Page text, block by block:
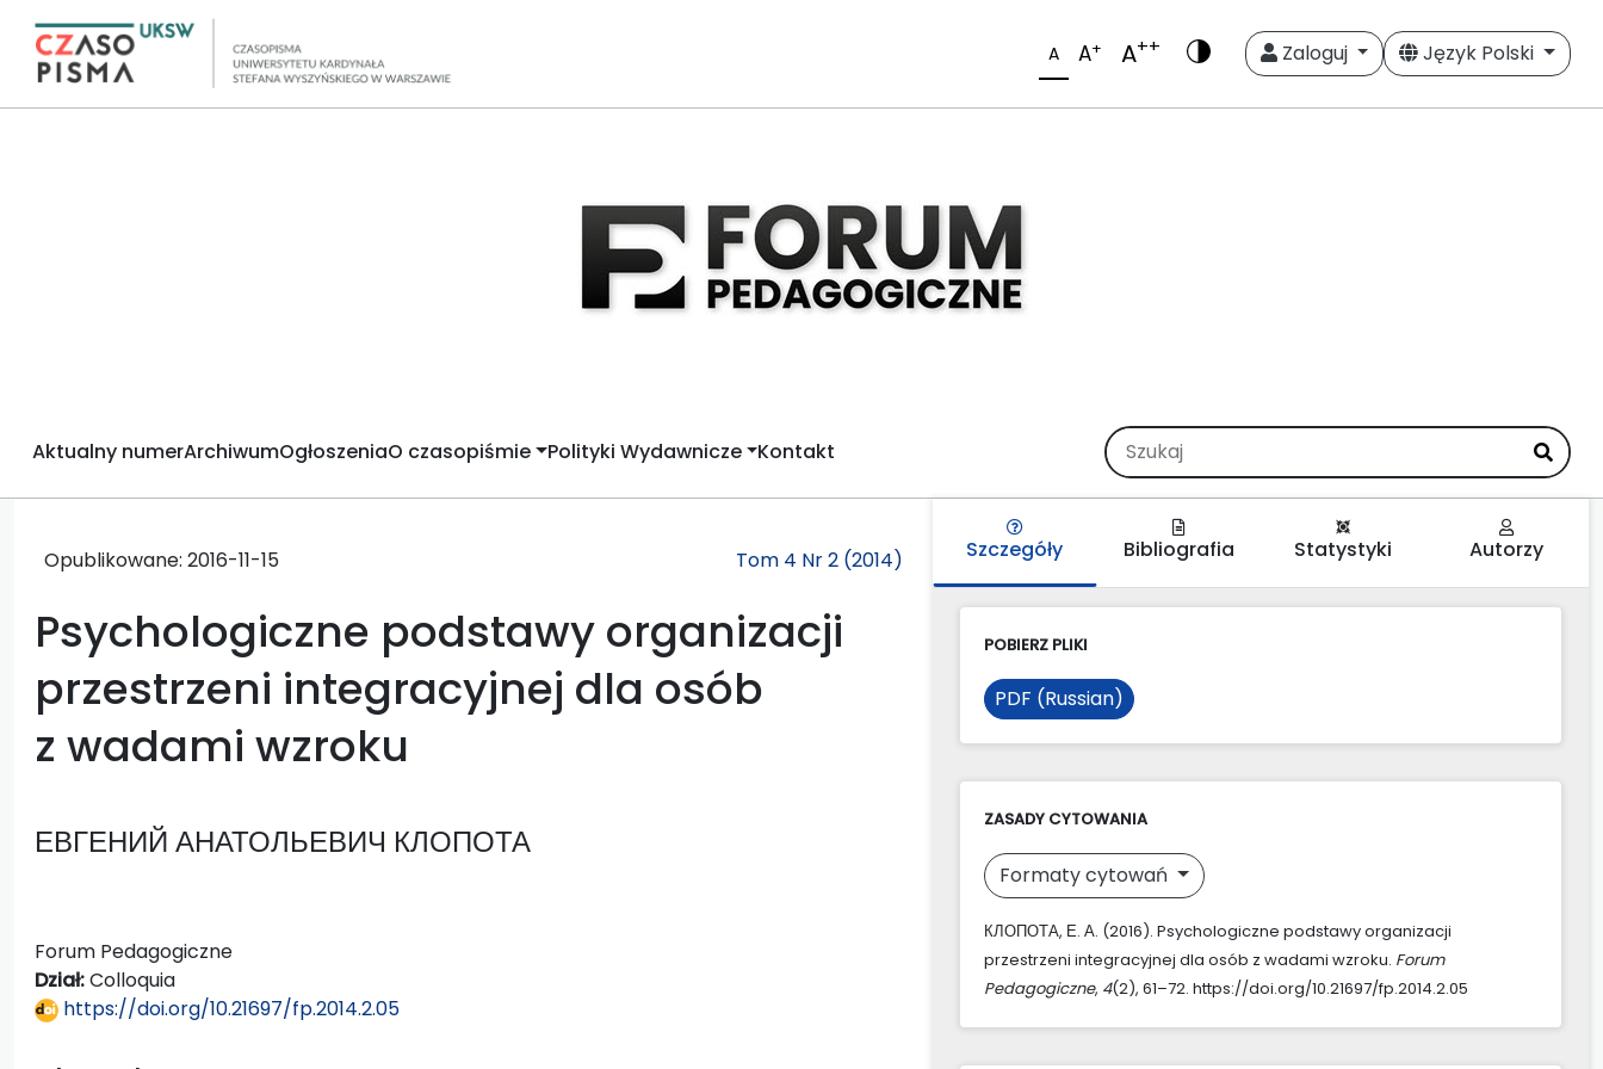
A A+ A++ Zaloguj Język Polski
Aktualny numerArchiwumOgłoszeniaO czasopiśmie Polityki Wydawnicze Kontakt
Opublikowane: 2016-11-15 Tom 4 Nr 2 (2014)
Psychologiczne podstawy organizacji
przestrzeni integracyjnej dla osób
z wadami wzroku
ЕВГЕНИЙ АНАТОЛЬЕВИЧ КЛОПОТА
Forum Pedagogiczne
Dział:Colloquia
https://doi.org/10.21697/fp.2014.2.05
Szczegóły Bibliografia Statystyki Autorzy
POBIERZ PLIKI
PDF (Russian)
ZASADY CYTOWANIA
Formaty cytowań
КЛОПОТА, Е. А. (2016). Psychologiczne podstawy organizacji
przestrzeni integracyjnej dla osób z wadami wzroku. Forum
Pedagogiczne, 4(2), 61–72. https://doi.org/10.21697/fp.2014.2.05